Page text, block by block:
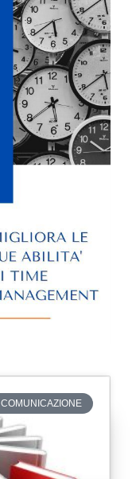
COMUNICAZIONE